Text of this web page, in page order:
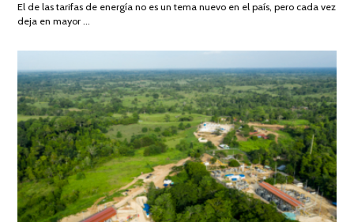
DE
El de las tarifas de energía no es un tema nuevo en el país, pero cada vez
deja en mayor …